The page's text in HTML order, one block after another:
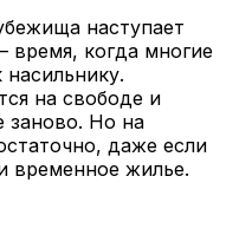
наступает
когда многие
на свободе и
заново. Но на
даже если
временное жилье.